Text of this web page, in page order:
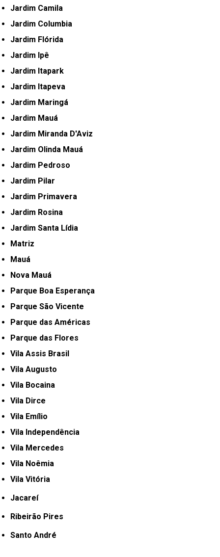
Jardim Camila
Jardim Columbia
Jardim Flórida
Jardim Ipê
Jardim Itapark
Jardim Itapeva
Jardim Maringá
Jardim Mauá
Jardim Miranda D'Aviz
Jardim Olinda Mauá
Jardim Pedroso
Jardim Pilar
Jardim Primavera
Jardim Rosina
Jardim Santa Lídia
Matriz
Mauá
Nova Mauá
Parque Boa Esperança
Parque São Vicente
Parque das Américas
Parque das Flores
Vila Assis Brasil
Vila Augusto
Vila Bocaina
Vila Dirce
Vila Emílio
Vila Independência
Vila Mercedes
Vila Noêmia
Vila Vitória
Jacareí
Ribeirão Pires
Santo André